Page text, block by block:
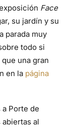
Face
su jardín y su
parada muy
todo si
una gran
en la página
Porte de
abiertas al